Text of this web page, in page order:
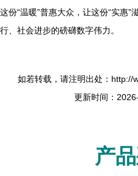
这份“温暖”普惠大众，让这份“实惠
行、社会进步的磅礴数字伟力。
如若转载，请注明出处：http://
更新时间：
产